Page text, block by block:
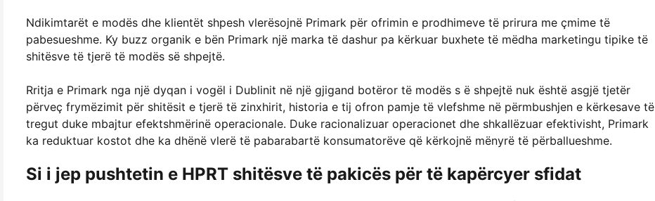
Ndikimtarët e modës dhe klientët shpesh vlerësojnë Primark për ofrimin e prodhimeve të prirura me çmime të
pabesueshme. Ky buzz organik e bën Primark një marka të dashur pa kërkuar buxhete të mëdha marketingu tipike të
shitësve të tjerë të modës së shpejtë.
Rritja e Primark nga një dyqan i vogël i Dublinit në një gjigand botëror të modës s ë shpejtë nuk është asgjë tjetër
përveç frymëzimit për shitësit e tjerë të zinxhirit, historia e tij ofron pamje të vlefshme në përmbushjen e kërkesave të
tregut duke mbajtur efektshmërinë operacionale. Duke racionalizuar operacionet dhe shkallëzuar efektivisht, Primark
ka reduktuar kostot dhe ka dhënë vlerë të pabarabartë konsumatorëve që kërkojnë mënyrë të përballueshme.
Si i jep pushtetin e HPRT shitësve të pakicës për të kapërcyer sfidat